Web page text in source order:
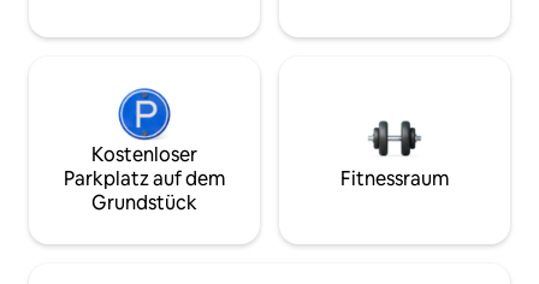
Kostenloser
Parkplatz auf dem
Grundstück
Fitnessraum